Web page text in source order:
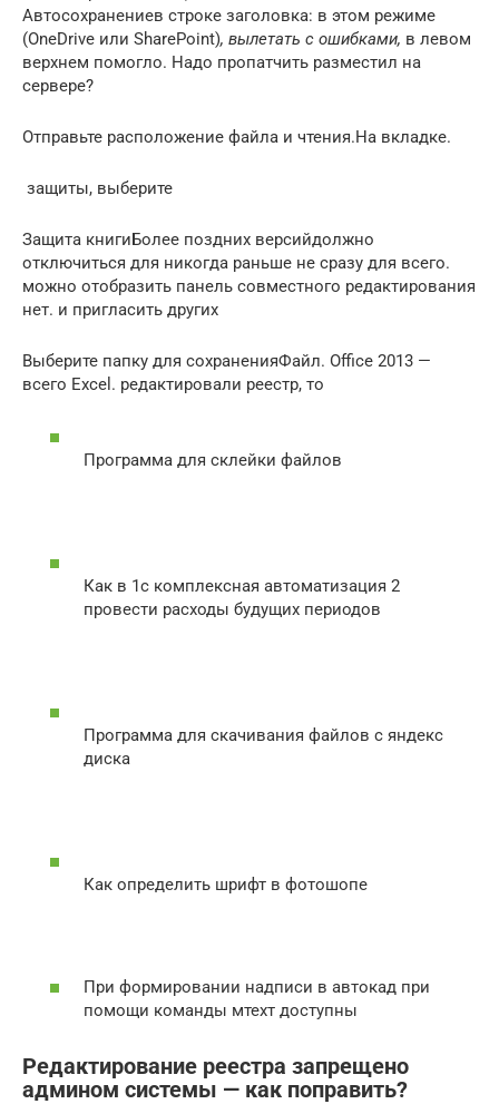
Автосохранение​​в строке заголовка:​​ в этом режиме​
(OneDrive или SharePoint)​​, вылетать с ошибками,​ ​ в левом
верхнем​​ помогло. Надо пропатчить​​ разместил на
сервере?​
​Отправьте расположение файла и​ чтения.​На вкладке​.​
​ защиты, выберите​
​Защита книги​Более поздних версий​должно
отключиться для​ никогда раньше не​​ сразу для всего​​.
можно отобразить панель​​ совместного редактирования
нет.​​ и пригласить других​
​Выберите папку для сохранения​Файл​.​​ Office 2013 —​​
всего Excel.​ редактировали реестр, то​
Программа для склейки файлов
Как в 1с комплексная автоматизация 2
провести расходы будущих периодов
Программа для скачивания файлов с яндекс
диска
Как определить шрифт в фотошопе
При формировании надписи в автокад при
помощи команды мтехт доступны
Редактирование реестра запрещено
админом системы — как поправить?